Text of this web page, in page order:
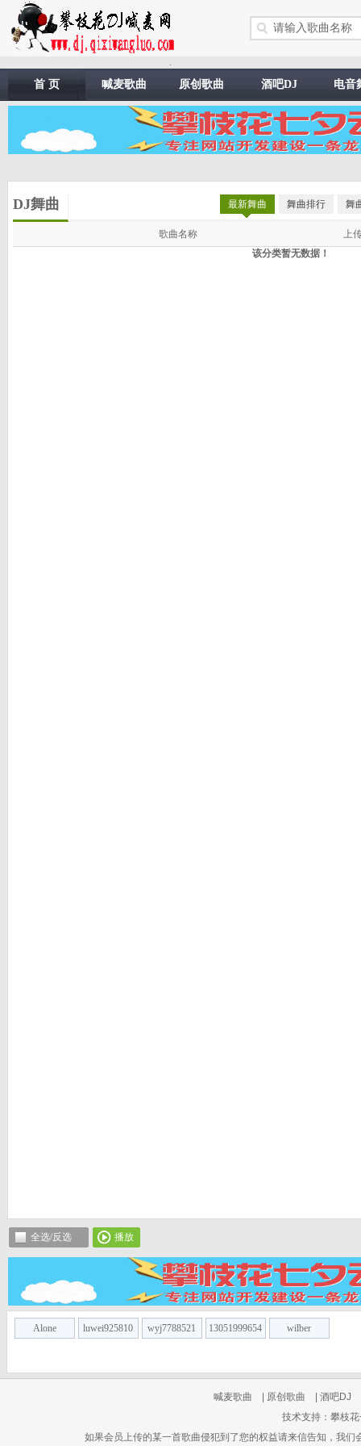
.
首 页 喊麦歌曲 原创歌曲 酒吧DJ 电音
DJ舞曲 舞
舞曲排行
最新舞曲
歌曲名称
上
该分类暂无数据！
全选/反选 播放
Alone luwei925810 wyj7788521 13051999654 wilber
喊麦歌曲 原创歌曲 酒吧DJ
技术支持：攀枝
如果会员上传的某一首歌曲侵犯到了您的权益请来信告知，我